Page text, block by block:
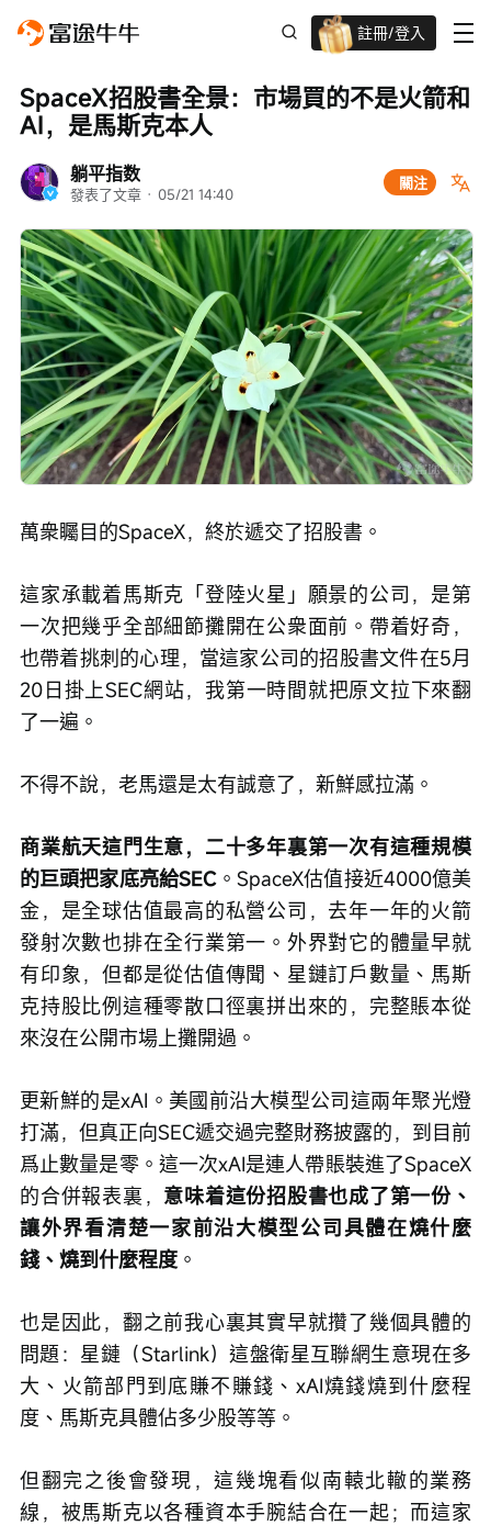
註冊/登入
躺平指数
發表了文章 · 05/21 14:40
關注
SpaceX招股書全景：市場買的不是火箭和
AI，是馬斯克本人
萬衆矚目的SpaceX，終於遞交了招股書。
這家承載着馬斯克「登陸火星」願景的公司，是第
一次把幾乎全部細節攤開在公衆面前。帶着好奇，
也帶着挑刺的心理，當這家公司的招股書文件在5月
20日掛上SEC網站，我第一時間就把原文拉下來翻
了一遍。
不得不說，老馬還是太有誠意了，新鮮感拉滿。
商業航天這門生意，二十多年裏第一次有這種規模
的巨頭把家底亮給SEC。SpaceX估值接近4000億美
金，是全球估值最高的私營公司，去年一年的火箭
發射次數也排在全行業第一。外界對它的體量早就
有印象，但都是從估值傳聞、星鏈訂戶數量、馬斯
克持股比例這種零散口徑裏拼出來的，完整賬本從
來沒在公開市場上攤開過。
更新鮮的是xAI。美國前沿大模型公司這兩年聚光燈
打滿，但真正向SEC遞交過完整財務披露的，到目前
爲止數量是零。這一次xAI是連人帶賬裝進了SpaceX
的合併報表裏， 意味着這份招股書也成了第一份、
讓外界看清楚一家前沿大模型公司具體在燒什麼
錢、燒到什麼程度 。
也是因此，翻之前我心裏其實早就攢了幾個具體的
問題：星鏈（Starlink）這盤衛星互聯網生意現在多
大、火箭部門到底賺不賺錢、xAI燒錢燒到什麼程
度、馬斯克具體佔多少股等等。
但翻完之後會發現，這幾塊看似南轅北轍的業務
線，被馬斯克以各種資本手腕結合在一起；而這家